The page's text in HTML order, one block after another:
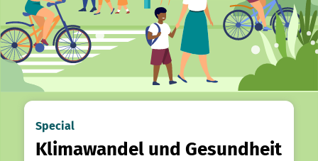
Special
Klimawandel und Gesundheit